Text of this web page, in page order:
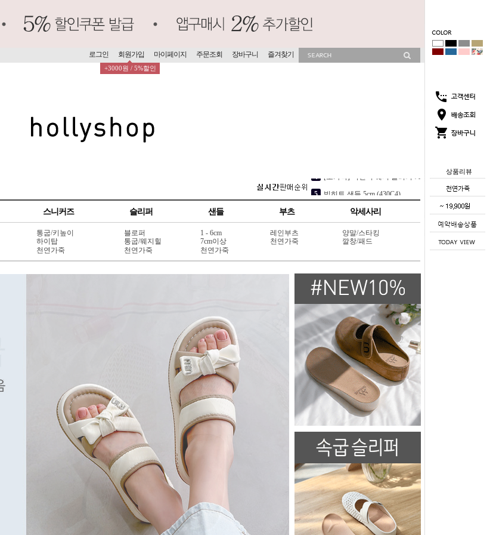
상품리뷰
로그인 회원가입
+3000원 / 5%할인
마이페이지 주문조회 장바구니 즐겨찾기
2
4 [소가죽] 각선미 웨지 슬리퍼 7cm (404L6)
빅히트 샌들 5cm (430C4)
스니커즈 슬리퍼 샌들 부츠 악세사리
통굽/키높이
하이탑
천연가죽
블로퍼
통굽/웨지힐
천연가죽
1 - 6cm
7cm이상
천연가죽
레인부츠
천연가죽
양말/스타킹
깔창/패드